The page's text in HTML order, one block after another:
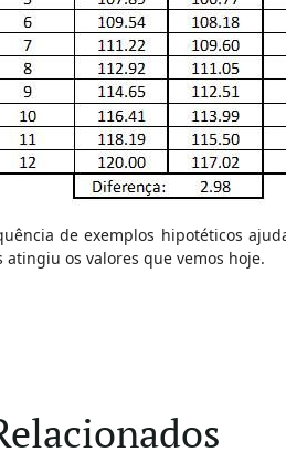
de exemplos hipotéticos
atingiu os valores que vemos hoje.